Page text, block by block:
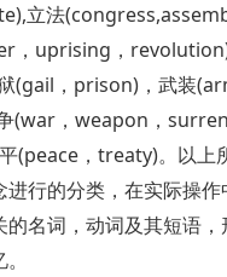
立法
，uprising，revolution)
(gail，prison)，武装
(war，weapon，
(peace，treaty)。以上
进行的分类，在实际操
的名词，动词及其短语